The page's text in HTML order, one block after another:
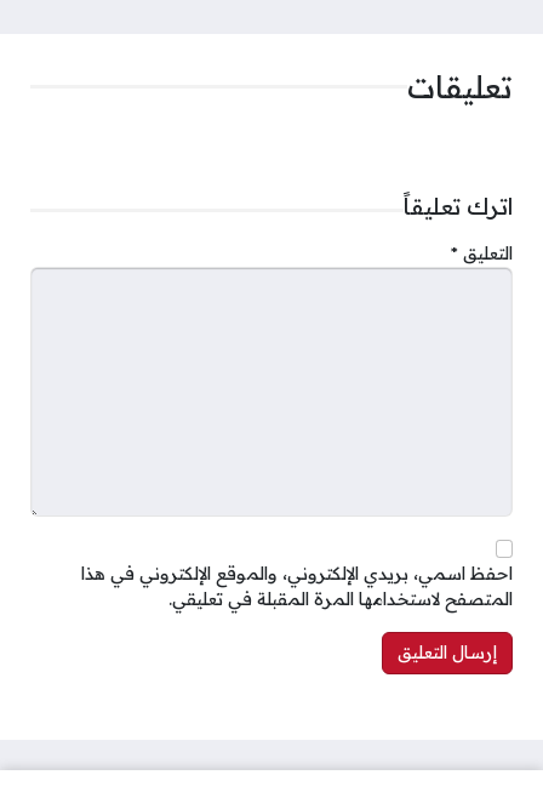
تعليقات
اترك تعليقاً
التعليق *
احفظ اسمي، بريدي الإلكتروني، والموقع الإلكتروني في هذا
المتصفح لاستخدامها المرة المقبلة في تعليقي.